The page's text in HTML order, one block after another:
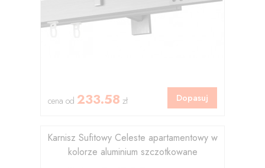
cena od 233.58 zł Dopasuj
Karnisz Sufitowy Celeste apartamentowy w
kolorze aluminium szczotkowane